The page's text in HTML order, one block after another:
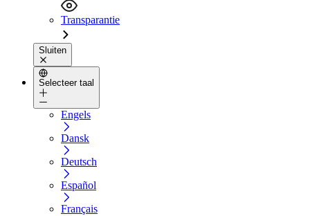
Transparantie
Sluiten
Selecteer taal
Engels
Dansk
Deutsch
Español
Français